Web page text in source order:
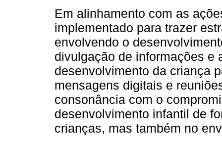
Em alinhamento com as
implementado para trazer
envolvendo o
divulgação de informações e
desenvolvimento da criança
mensagens digitais e
consonância com o
desenvolvimento infantil de
crianças, mas também no